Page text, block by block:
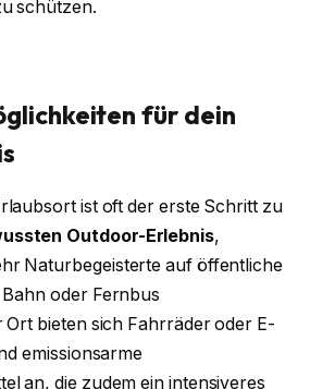
schützen.
für dein
ist oft der erste Schritt zu
Outdoor-Erlebnis,
Naturbegeisterte auf öffentliche
oder Fernbus
bieten sich Fahrräder oder E-
emissionsarme
an, die zudem ein intensiveres